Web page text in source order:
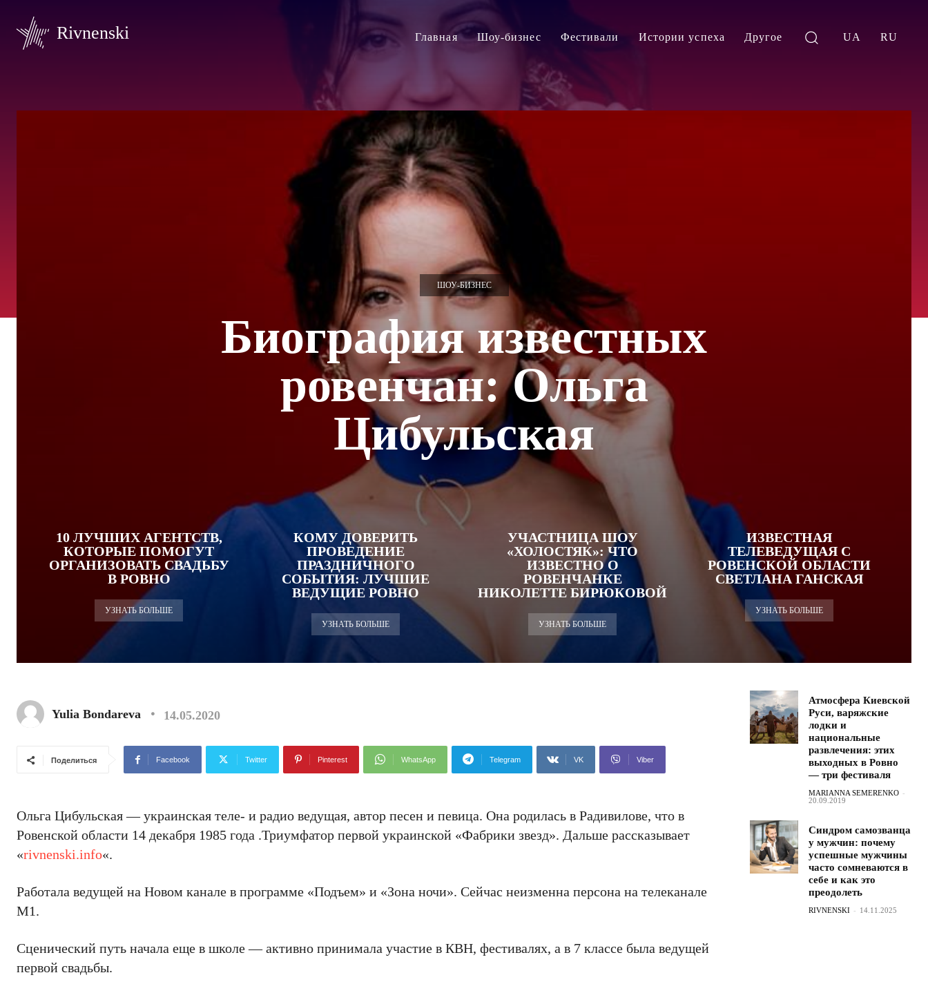
Rivnenski Главная Шоу-бизнес Фестивали Истории успеха Другое UA RU
ШОУ-БИЗНЕС
Биография известных
ровенчан: Ольга
Цибульская
10 ЛУЧШИХ АГЕНТСТВ,
КОТОРЫЕ ПОМОГУТ
ОРГАНИЗОВАТЬ СВАДЬБУ
В РОВНО
УЗНАТЬ БОЛЬШЕ
КОМУ ДОВЕРИТЬ
ПРОВЕДЕНИЕ
ПРАЗДНИЧНОГО
СОБЫТИЯ: ЛУЧШИЕ
ВЕДУЩИЕ РОВНО
УЗНАТЬ БОЛЬШЕ
УЧАСТНИЦА ШОУ
«ХОЛОСТЯК»: ЧТО
ИЗВЕСТНО О
РОВЕНЧАНКЕ
НИКОЛЕТТЕ БИРЮКОВОЙ
УЗНАТЬ БОЛЬШЕ
ИЗВЕСТНАЯ
ТЕЛЕВЕДУЩАЯ С
РОВЕНСКОЙ ОБЛАСТИ
СВЕТЛАНА ГАНСКАЯ
УЗНАТЬ БОЛЬШЕ
Yulia Bondareva 14.05.2020
Поделиться Facebook Twitter Pinterest WhatsApp Telegram VK Viber
Ольга Цибульская — украинская теле- и радио ведущая, автор песен и певица. Она родилась в Радивилове, что в
Ровенской области 14 декабря 1985 года .Триумфатор первой украинской «Фабрики звезд». Дальше рассказывает
«rivnenski.info«.
Работала ведущей на Новом канале в программе «Подъем» и «Зона ночи». Сейчас неизменна персона на телеканале
М1.
Сценический путь начала еще в школе — активно принимала участие в КВН, фестивалях, а в 7 классе была ведущей
первой свадьбы.
Атмосфера Киевской
Руси, варяжские
лодки и
национальные
развлечения: этих
выходных в Ровно
— три фестиваля
MARIANNA SEMERENKO -
20.09.2019
Синдром самозванца
у мужчин: почему
успешные мужчины
часто сомневаются в
себе и как это
преодолеть
RIVNENSKI - 14.11.2025